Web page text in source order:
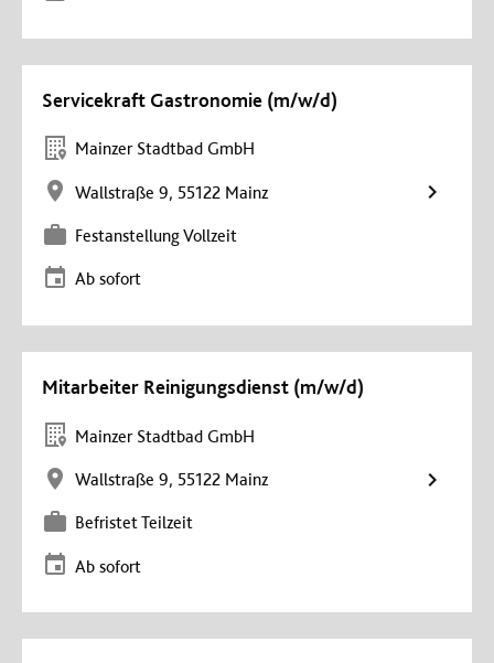
Servicekraft Gastronomie (m/w/d)
Mainzer Stadtbad GmbH
Wallstraße 9, 55122 Mainz
Festanstellung Vollzeit
Ab sofort
Mitarbeiter Reinigungsdienst (m/w/d)
Mainzer Stadtbad GmbH
Wallstraße 9, 55122 Mainz
Befristet Teilzeit
Ab sofort